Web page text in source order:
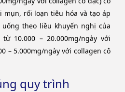
rối loạn tiêu hóa và tạo áp
theo liều khuyến nghị của
10.000 – 20.000mg/ngày với
– 5.000mg/ngày với collagen cô
quy trình